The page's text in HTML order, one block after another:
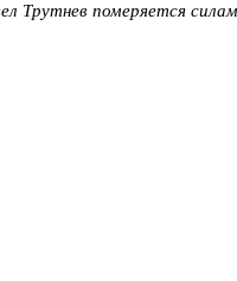
Трутнев померяется